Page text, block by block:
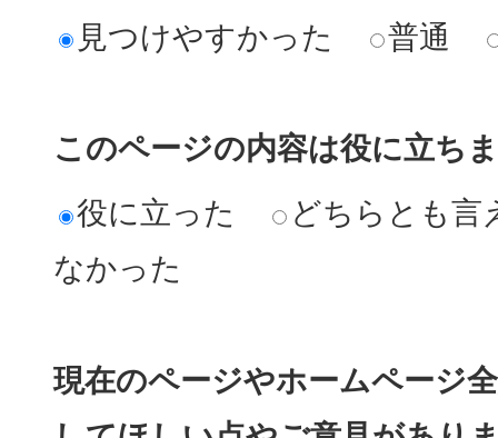
見つけやすかった
普通
このページの内容は役に立ち
役に立った
どちらとも言
なかった
現在のページやホームページ